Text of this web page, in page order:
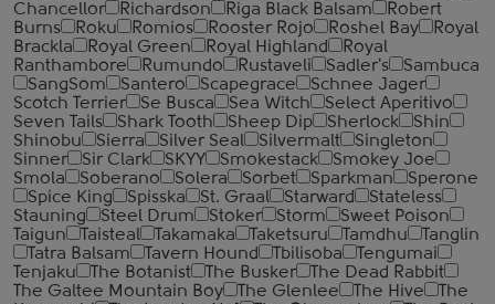
Chancellor
Richardson Riga Black Balsam
Robert
Burns
Roku Romios Rooster Rojo Roshel Bay
Royal
Brackla
Royal Green Royal Highland
Royal
Ranthambore
Rumundo Rustaveli Sadler's
Sambuca
SangSom
Santero Scapegrace
Schnee Jager
Scotch Terrier
Se Busca Sea Witch
Select Aperitivo
Seven Tails
Shark Tooth Sheep Dip Sherlock
Shin
Shinobu
Sierra Silver Seal Silvermalt
Singleton
Sinner
Sir Clark SKYY Smokestack
Smokey Joe
Smola
Soberano Solera Sorbet Sparkman
Sperone
Spice King
Spisska St. Graal Starward
Stateless
Stauning
Steel Drum Stoker Storm
Sweet Poison
Taigun
Taisteal Takamaka Taketsuru Tamdhu
Tanglin
Tatra Balsam
Tavern Hound Tbilisoba
Tengumai
Tenjaku
The Botanist The Busker
The Dead Rabbit
The Galtee Mountain Boy
The Glenlee The Hive
The